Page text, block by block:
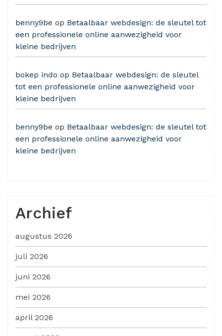
benny9be op Betaalbaar webdesign: de sleutel tot
een professionele online aanwezigheid voor
kleine bedrijven
bokep indo op Betaalbaar webdesign: de sleutel
tot een professionele online aanwezigheid voor
kleine bedrijven
benny9be op Betaalbaar webdesign: de sleutel tot
een professionele online aanwezigheid voor
kleine bedrijven
Archief
augustus 2026
juli 2026
juni 2026
mei 2026
april 2026